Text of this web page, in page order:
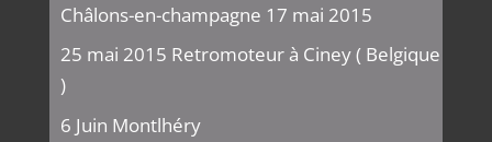
Châlons-en-champagne 17 mai 2015
25 mai 2015 Retromoteur à Ciney ( Belgique
)
6 Juin Montlhéry